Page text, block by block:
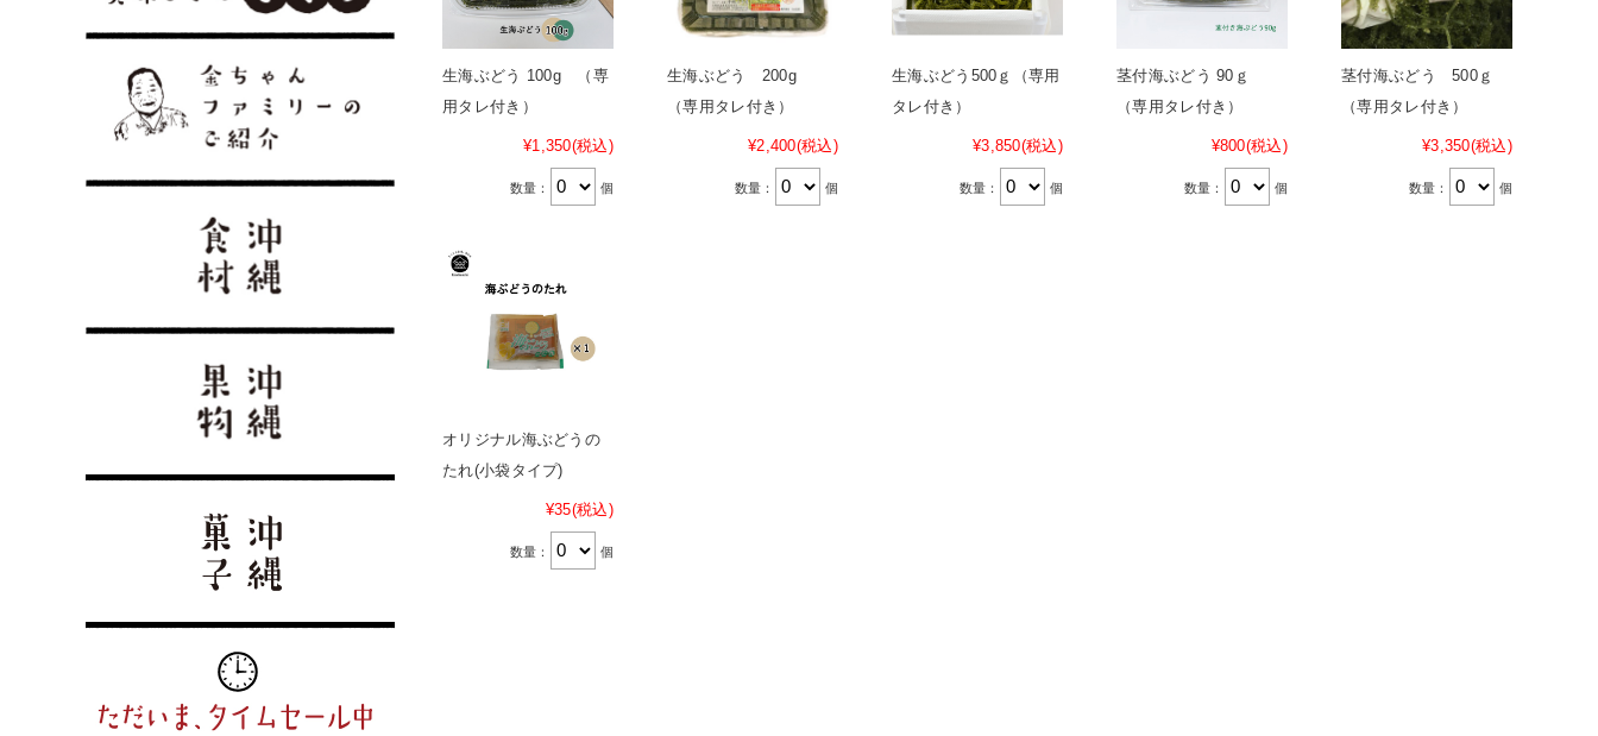
生海ぶどう 100g （専
用タレ付き）
¥1,350(税込)
数量： 個
生海ぶどう 200g
（専用タレ付き）
¥2,400(税込)
数量： 個
生海ぶどう500ｇ（専用
タレ付き）
¥3,850(税込)
数量： 個
茎付海ぶどう 90ｇ
（専用タレ付き）
¥800(税込)
数量： 個
茎付海ぶどう 500ｇ
（専用タレ付き）
¥3,350(税込)
数量： 個
オリジナル海ぶどうの
たれ(小袋タイプ)
¥35(税込)
数量： 個